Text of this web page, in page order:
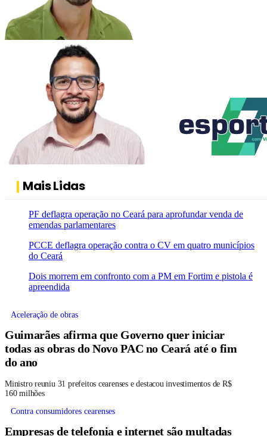
Mais Lidas
PF deflagra operação no Ceará para aprofundar venda de
emendas parlamentares
PCCE deflagra operação contra o CV em quatro municípios
do Ceará
Dois morrem em confronto com a PM em Fortim e pistola é
apreendida
Aceleração de obras
Guimarães afirma que Governo quer iniciar
todas as obras do Novo PAC no Ceará até o fim
do ano
Ministro reuniu 31 prefeitos cearenses e destacou investimentos de R$
160 milhões
Contra consumidores cearenses
Empresas de telefonia e internet são multadas